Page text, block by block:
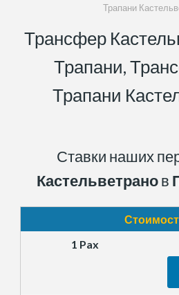
Трапани
Трансфер
Трапани,
Трапани
Ставки наших
Кастельветранов